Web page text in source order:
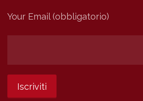
Your Email (obbligatorio)